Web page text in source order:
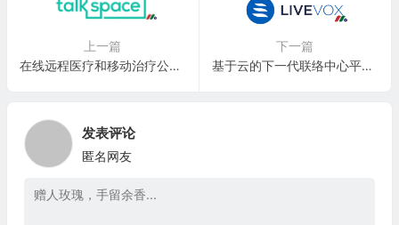
上一篇
在线远程医疗和移动治疗公司：Talkspace Inc.(TALK)
下一篇
基于云的下一代联络中心平台：LiveVox Holdings, Inc.(LVOX)
发表评论
匿名网友